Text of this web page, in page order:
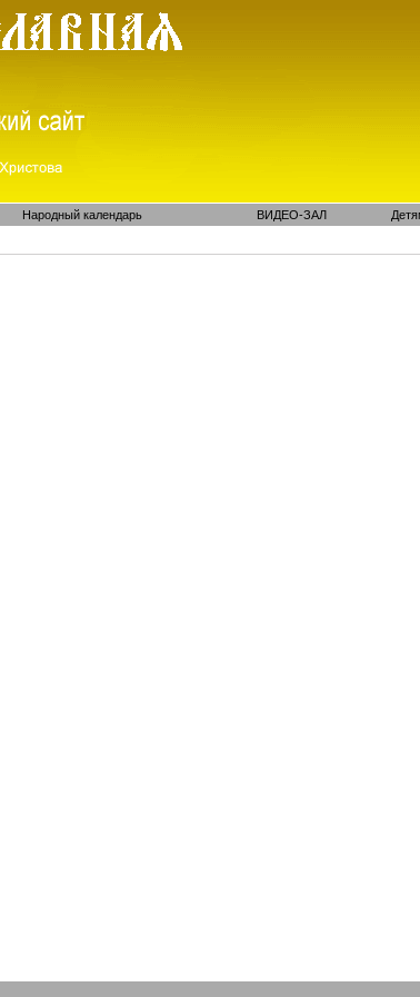
Народный календарь ВИДЕО-ЗАЛ